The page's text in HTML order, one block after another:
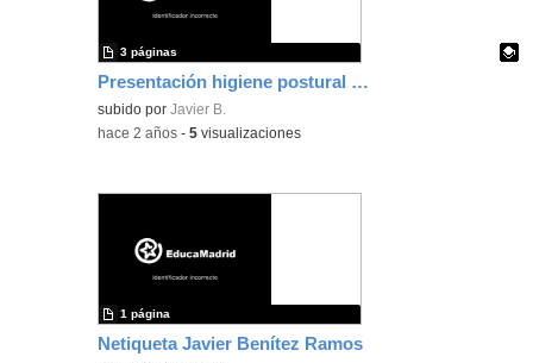
Presentación higiene postural Javier Benítez Ramos
Contenido educativo.
subido porJavier B.
3 páginas
-hace 2 años -5 visualizaciones
Netiqueta Javier Benítez Ramos
1 página